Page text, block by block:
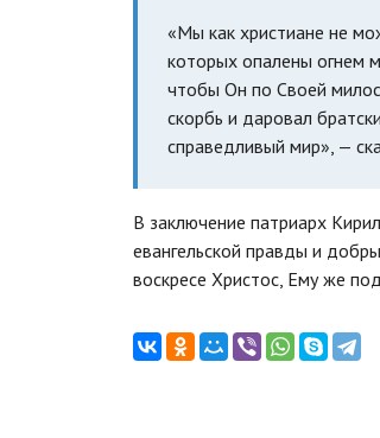
«Мы как христиане не
которых опалены огнем
чтобы Он по Своей
скорбь и даровал
справедливый мир», —
В заключение патриарх
евангельской правды и
воскресе Христос, Ему же